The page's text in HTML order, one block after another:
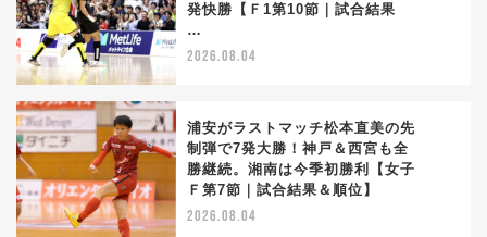
発快勝【Ｆ1第10節｜試合結果
…
2026.08.04
浦安がラストマッチ松本直美の先
制弾で7発大勝！神戸＆西宮も全
勝継続。湘南は今季初勝利【女子
Ｆ第7節｜試合結果＆順位】
2026.08.04